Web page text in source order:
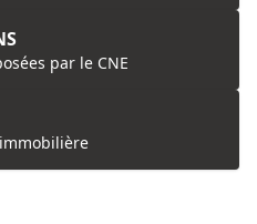
par le CNE